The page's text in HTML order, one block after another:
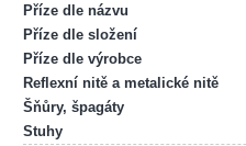
Příze dle názvu
Příze dle složení
Příze dle výrobce
Reflexní nitě a metalické nitě
Šňůry, špagáty
Stuhy